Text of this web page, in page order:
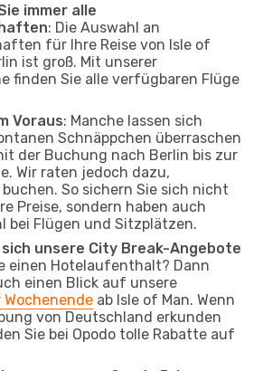
immer alle
: Die Auswahl an
für Ihre Reise von Isle of
ist groß. Mit unserer
finden Sie alle verfügbaren Flüge
Voraus: Manche lassen sich
Schnäppchen überraschen
der Buchung nach Berlin bis zur
Wir raten jedoch dazu,
So sichern Sie sich nicht
Preise, sondern haben auch
bei Flügen und Sitzplätzen.
unsere City Break-Angebote
einen Hotelaufenthalt? Dann
einen Blick auf unsere
ab Isle of Man. Wenn
von Deutschland erkunden
Sie bei Opodo tolle Rabatte auf